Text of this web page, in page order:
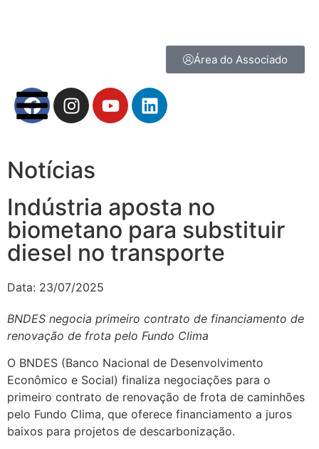
Área do Associado
Notícias
Indústria aposta no
biometano para substituir
diesel no transporte
Data: 23/07/2025
BNDES negocia primeiro contrato de financiamento de
renovação de frota pelo Fundo Clima
O BNDES (Banco Nacional de Desenvolvimento
Econômico e Social) finaliza negociações para o
primeiro contrato de renovação de frota de caminhões
pelo Fundo Clima, que oferece financiamento a juros
baixos para projetos de descarbonização.